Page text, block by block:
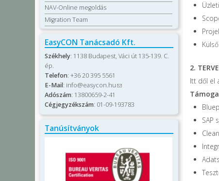
2.
Itt dől el
SAP
NAV-Online megoldás
Migration Team
EasyCON Tanácsadó Kft.
Székhely: 1138 Budapest, Váci út 135-139. C.
ép.
Telefon: +36 20 395 5561
E-Mail: info@easycon.hu(link sends e-mail)
Adószám: 13800659-2-41
Cégjegyzékszám: 01-09-193783
Tanúsítványok